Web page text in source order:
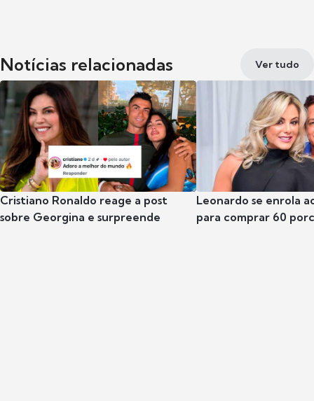
Notícias relacionadas Ver tudo
Cristiano Ronaldo reage a post
sobre Georgina e surpreende
Leonardo se enrola
para comprar 60